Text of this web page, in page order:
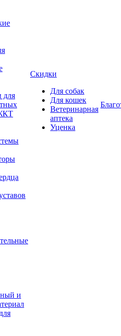
для
и
Скидки
Для собак
Для кошек
Ветеринарная
аптека
Уценка